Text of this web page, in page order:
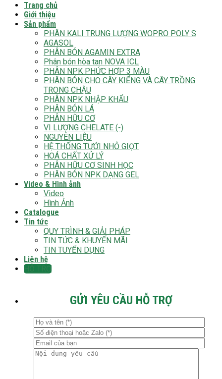
Trang chủ
Giới thiệu
Sản phẩm
PHÂN KALI TRUNG LƯỢNG WOPRO POLY S
AGASOL
PHÂN BÓN AGAMIN EXTRA
Phân bón hòa tan NOVA ICL
PHÂN NPK PHỨC HỢP 3 MÀU
PHÂN BÓN CHO CÂY KIỂNG VÀ CÂY TRỒNG
TRONG CHẬU
PHÂN NPK NHẬP KHẨU
PHÂN BÓN LÁ
PHÂN HỮU CƠ
VI LƯỢNG CHELATE (-)
NGUYÊN LIỆU
HỆ THỐNG TƯỚI NHỎ GIỌT
HOÁ CHẤT XỬ LÝ
PHÂN HỮU CƠ SINH HỌC
PHÂN BÓN NPK DẠNG GEL
Video & Hình ảnh
Video
Hình Ảnh
Catalogue
Tin tức
QUY TRÌNH & GIẢI PHÁP
TIN TỨC & KHUYẾN MÃI
TIN TUYỂN DỤNG
Liên hệ
HỖ TRỢ
GỬI YÊU CẦU HỖ TRỢ